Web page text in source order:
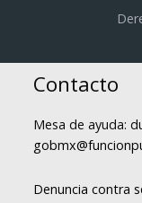
Contacto
Mesa de ayuda:
Denuncia contra